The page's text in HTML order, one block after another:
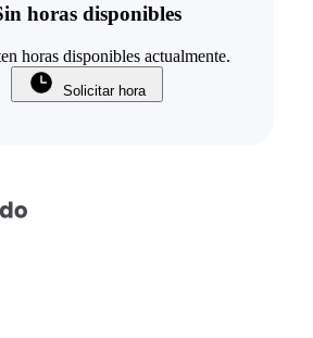
horas disponibles
horas disponibles actualmente.
Solicitar hora